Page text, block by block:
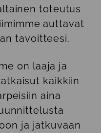
toteutus
auttavat
tavoitteesi.
on laaja ja
kaikkiin
aina
ja jatkuvaan